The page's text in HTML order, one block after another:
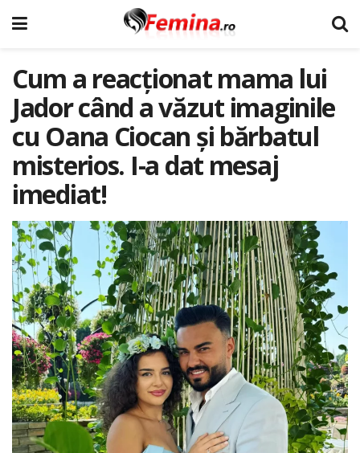
Cum a reacționat mama lui
Jador când a văzut imaginile
cu Oana Ciocan și bărbatul
misterios. I-a dat mesaj
imediat!